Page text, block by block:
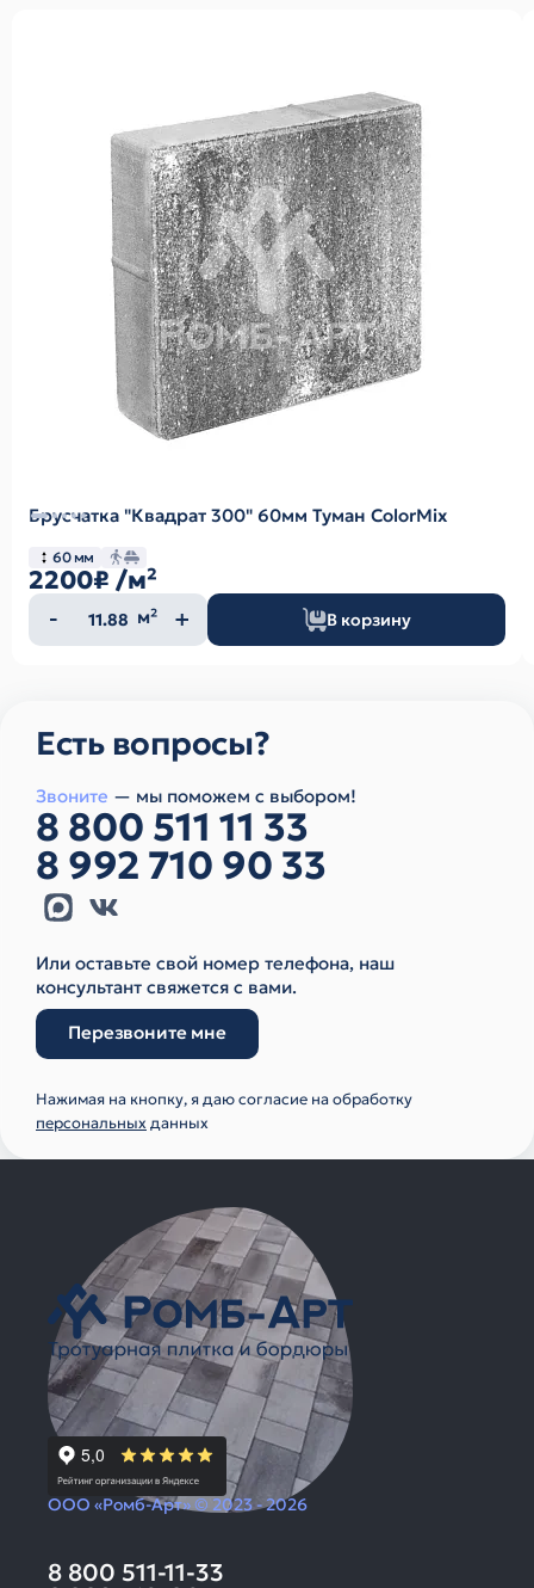
Брусчатка "Квадрат 300" 60мм Туман ColorMix
60 мм
2200₽ /м²
Количество
товара
м² В корзину
Есть вопросы?
Звоните — мы поможем с выбором!
8 800 511 11 33
8 992 710 90 33
Или оставьте свой номер телефона, наш
консультант свяжется с вами.
Перезвоните мне
Нажимая на кнопку, я даю согласие на обработку
персональныхданных
ООО «Ромб-Арт» © 2023 - 2026
8 800 511-11-33